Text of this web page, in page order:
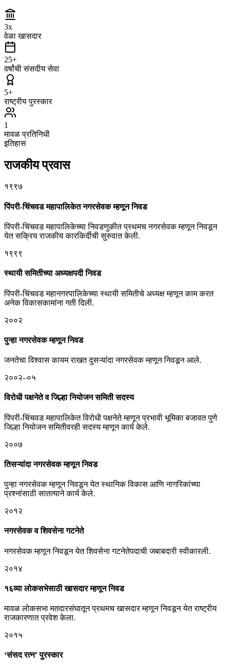
3x
वेळा खासदार
25+
वर्षांची संसदीय सेवा
5+
राष्ट्रीय पुरस्कार
1
मावळ प्रतिनिधी
इतिहास
राजकीय प्रवास
१९९७
पिंपरी-चिंचवड महापालिकेत नगरसेवक म्हणून निवड
पिंपरी-चिंचवड महापालिकेच्या निवडणुकीत प्रथमच नगरसेवक म्हणून निवडून
येत सक्रिय राजकीय कारकिर्दीची सुरुवात केली.
१९९९
स्थायी समितीच्या अध्यक्षपदी निवड
पिंपरी-चिंचवड महानगरपालिकेच्या स्थायी समितीचे अध्यक्ष म्हणून काम करत
अनेक विकासकामांना गती दिली.
२००२
पुन्हा नगरसेवक म्हणून निवड
जनतेचा विश्वास कायम राखत दुसऱ्यांदा नगरसेवक म्हणून निवडून आले.
२००२–०५
विरोधी पक्षनेते व जिल्हा नियोजन समिती सदस्य
पिंपरी-चिंचवड महापालिकेत विरोधी पक्षनेते म्हणून प्रभावी भूमिका बजावत पुणे
जिल्हा नियोजन समितीवरही सदस्य म्हणून कार्य केले.
२००७
तिसऱ्यांदा नगरसेवक म्हणून निवड
पुन्हा नगरसेवक म्हणून निवडून येत स्थानिक विकास आणि नागरिकांच्या
प्रश्नांसाठी सातत्याने कार्य केले.
२०१२
नगरसेवक व शिवसेना गटनेते
नगरसेवक म्हणून निवडून येत शिवसेना गटनेतेपदाची जबाबदारी स्वीकारली.
२०१४
१६व्या लोकसभेसाठी खासदार म्हणून निवड
मावळ लोकसभा मतदारसंघातून प्रथमच खासदार म्हणून निवडून येत राष्ट्रीय
राजकारणात प्रवेश केला.
२०१५
‘संसद रत्न’ पुरस्कार